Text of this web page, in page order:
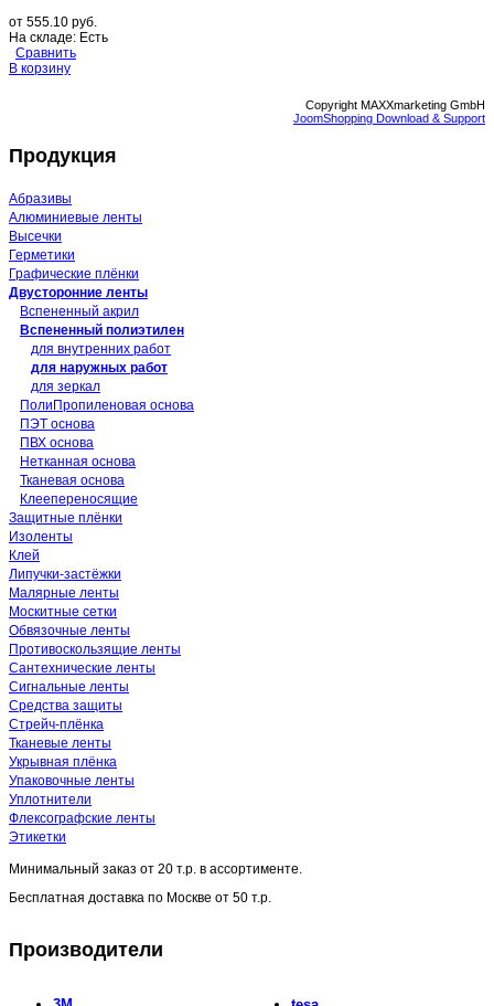
от 555.10 руб.
На складе: Есть
Сравнить
В корзину
Copyright MAXXmarketing GmbH
JoomShopping Download & Support
Продукция
Абразивы
Алюминиевые ленты
Высечки
Герметики
Графические плёнки
Двусторонние ленты
Вспененный акрил
Вспененный полиэтилен
для внутренних работ
для наружных работ
для зеркал
ПолиПропиленовая основа
ПЭТ основа
ПВХ основа
Нетканная основа
Тканевая основа
Клеепереносящие
Защитные плёнки
Изоленты
Клей
Липучки-застёжки
Малярные ленты
Москитные сетки
Обвязочные ленты
Противоскользящие ленты
Сантехнические ленты
Сигнальные ленты
Средства защиты
Стрейч-плёнка
Тканевые ленты
Укрывная плёнка
Упаковочные ленты
Уплотнители
Флексографские ленты
Этикетки
Минимальный заказ от 20 т.р. в ассортименте.
Бесплатная доставка по Москве от 50 т.р.
Производители